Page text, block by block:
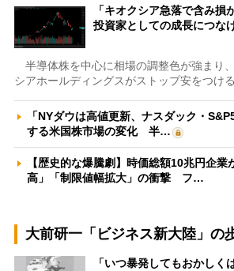
「キオクシア急落で含み
投資家としての成長につ
半導体株を中心に相場の調整色が強まり
シアホールディングスがストップ安をつけ
「NYダウは高値更新、ナスダック・
する米国株市場の変化 半…
【歴史的な爆騰劇】時価総額10兆円企業
高」「制限値幅拡大」の衝撃 フ…
大前研一「ビジネス新大陸」の
「いつ暴発してもおかしく